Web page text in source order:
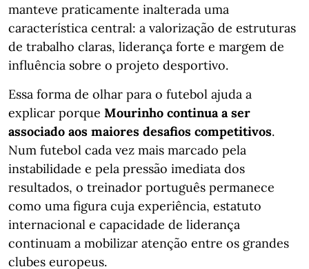
manteve praticamente inalterada uma
característica central: a valorização de estruturas
de trabalho claras, liderança forte e margem de
influência sobre o projeto desportivo.
Essa forma de olhar para o futebol ajuda a
explicar porque Mourinho continua a ser
associado aos maiores desafios competitivos.
Num futebol cada vez mais marcado pela
instabilidade e pela pressão imediata dos
resultados, o treinador português permanece
como uma figura cuja experiência, estatuto
internacional e capacidade de liderança
continuam a mobilizar atenção entre os grandes
clubes europeus.